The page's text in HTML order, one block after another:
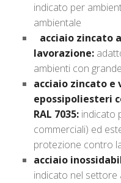
indicato per
ambientale
acciaio zincato
lavorazione:
ambienti con
acciaio zincato e
epossipoliesteri
RAL 7035: indicato
commerciali) ed
protezione contro
acciaio
indicato nel settore